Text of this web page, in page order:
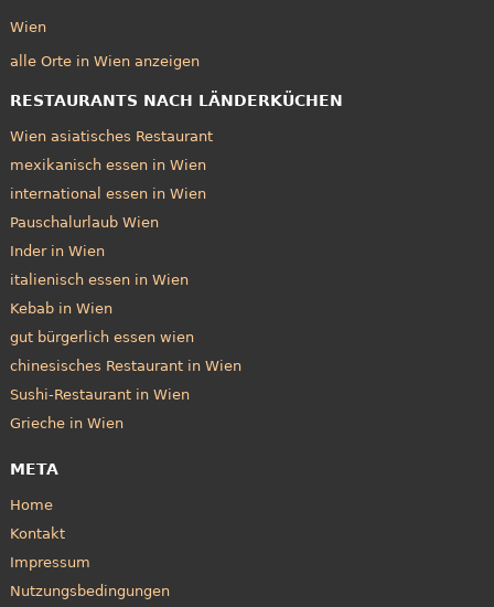
Wien
alle Orte in Wien anzeigen
RESTAURANTS NACH LÄNDERKÜCHEN
Wien asiatisches Restaurant
mexikanisch essen in Wien
international essen in Wien
Pauschalurlaub Wien
Inder in Wien
italienisch essen in Wien
Kebab in Wien
gut bürgerlich essen wien
chinesisches Restaurant in Wien
Sushi-Restaurant in Wien
Grieche in Wien
META
Home
Kontakt
Impressum
Nutzungsbedingungen